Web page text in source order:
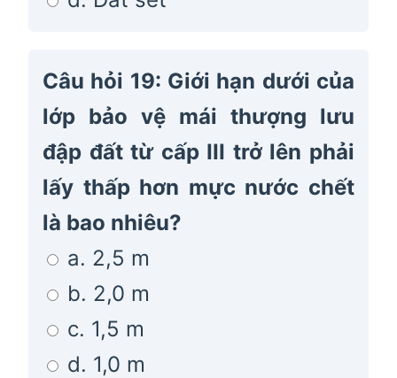
Câu hỏi 19: Giới hạn dưới của
lớp bảo vệ mái thượng lưu
đập đất từ cấp III trở lên phải
lấy thấp hơn mực nước chết
là bao nhiêu?
a. 2,5 m
b. 2,0 m
c. 1,5 m
d. 1,0 m